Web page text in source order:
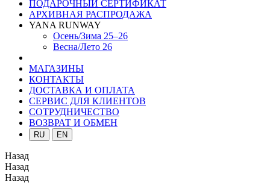
ПОДАРОЧНЫЙ СЕРТИФИКАТ
АРХИВНАЯ РАСПРОДАЖА
YANA RUNWAY
Осень/Зима 25–26
Весна/Лето 26
МАГАЗИНЫ
КОНТАКТЫ
ДОСТАВКА И ОПЛАТА
СЕРВИС ДЛЯ КЛИЕНТОВ
СОТРУДНИЧЕСТВО
ВОЗВРАТ И ОБМЕН
RU EN
Назад
Назад
Назад